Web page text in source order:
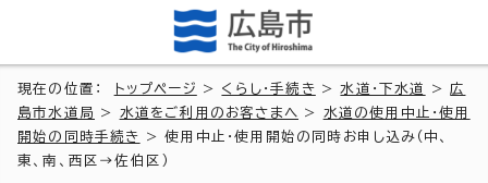
現在の位置： トップページ > くらし・手続き >水道・下水道 >広
島市水道局
> 水道をご利用のお客さまへ > 水道の使用中止・使用
開始の同時手続き
> 使用中止・使用開始の同時お申し込み（中、
東、南、西区→佐伯区）